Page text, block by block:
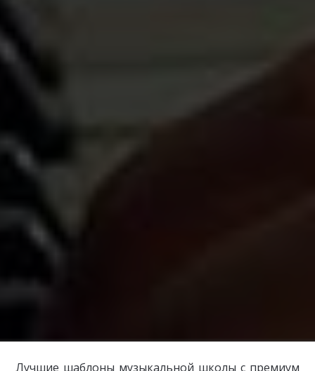
Лучшие шаблоны музыкальной школы с премиум